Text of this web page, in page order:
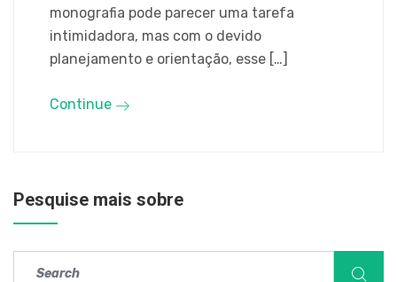
monografia pode parecer uma tarefa
intimidadora, mas com o devido
planejamento e orientação, esse […]
Continue
Pesquise mais sobre